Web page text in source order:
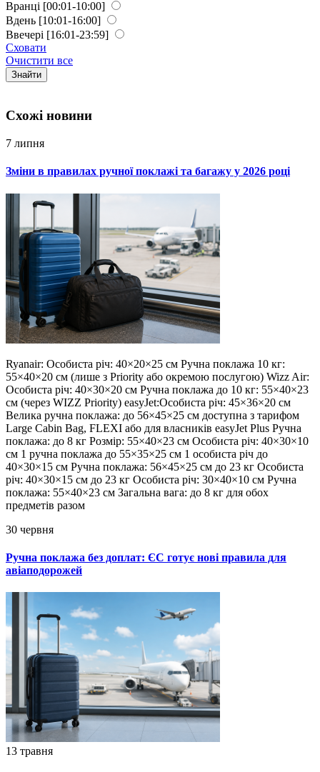
Вранці [00:01-10:00]
Вдень [10:01-16:00]
Ввечері [16:01-23:59]
Сховати
Очистити все
Знайти
Схожi новини
7 липня
Зміни в правилах ручної поклажі та багажу у 2026 році
Ryanair: Особиста річ: 40×20×25 см Ручна поклажа 10 кг:
55×40×20 см (лише з Priority або окремою послугою) Wizz Air:
Особиста річ: 40×30×20 см Ручна поклажа до 10 кг: 55×40×23
см (через WIZZ Priority) easyJet:Особиста річ: 45×36×20 см
Велика ручна поклажа: до 56×45×25 см доступна з тарифом
Large Cabin Bag, FLEXI або для власників easyJet Plus Ручна
поклажа: до 8 кг Розмір: 55×40×23 см Особиста річ: 40×30×10
см 1 ручна поклажа до 55×35×25 см 1 особиста річ до
40×30×15 см Ручна поклажа: 56×45×25 см до 23 кг Особиста
річ: 40×30×15 см до 23 кг Особиста річ: 30×40×10 см Ручна
поклажа: 55×40×23 см Загальна вага: до 8 кг для обох
предметів разом
30 червня
Ручна поклажа без доплат: ЄС готує нові правила для
авіаподорожей
13 травня